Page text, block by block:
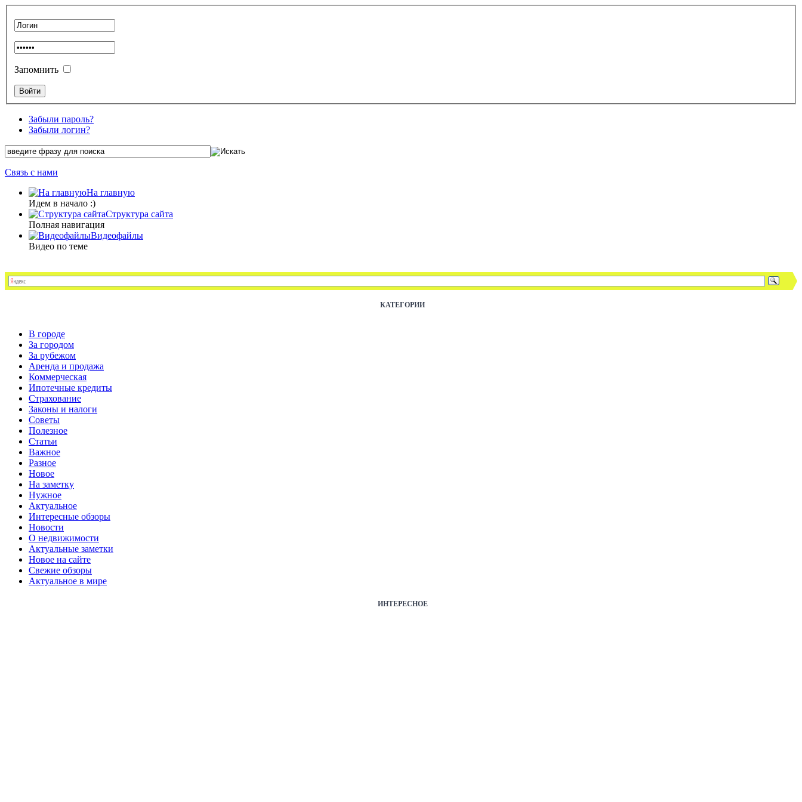
Запомнить
Забыли пароль?
Забыли логин?
Связь с нами
На главную
Идем в начало :)
Структура сайта
Полная навигация
Видеофайлы
Видео по теме
КАТЕГОРИИ
В городе
За городом
За рубежом
Аренда и продажа
Коммерческая
Ипотечные кредиты
Страхование
Законы и налоги
Советы
Полезное
Статьи
Важное
Разное
Новое
На заметку
Нужное
Актуальное
Интересные обзоры
Новости
О недвижимости
Актуальные заметки
Новое на сайте
Свежие обзоры
Актуальное в мире
ИНТЕРЕСНОЕ